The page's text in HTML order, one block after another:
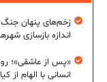
زخم‌های پنهان جنگ
اندازه بازسازی
«پس از عاشقی»؛
انسانی با الهام از